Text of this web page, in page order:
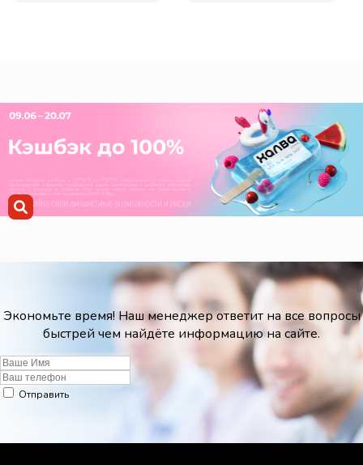
Экономьте время! Наш менеджер ответит на все вопросы
быстрей чем найдёте информацию на сайте.
Отправить